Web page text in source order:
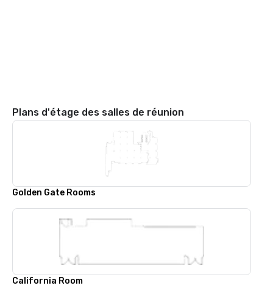
Plans d'étage des salles de réunion
Golden Gate Rooms
California Room